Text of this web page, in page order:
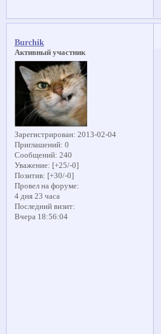
Burchik
Активный участник
Зарегистрирован: 2013-02-04
Приглашений: 0
Сообщений: 240
Уважение: [+25/-0]
Позитив: [+30/-0]
Провел на форуме:
4 дня 23 часа
Последний визит:
Вчера 18:56:04